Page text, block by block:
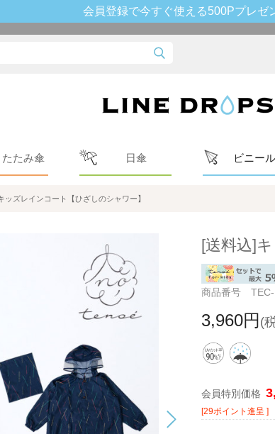
会員登録で今すぐ使える500Pプレゼ
たみ傘 日傘 ビニー
ッズレインコート【ひざしのシャワー】
[送料込]
商品番号 TEC-
3,960円 (
会員特別価格
[29ポイント進呈 ]